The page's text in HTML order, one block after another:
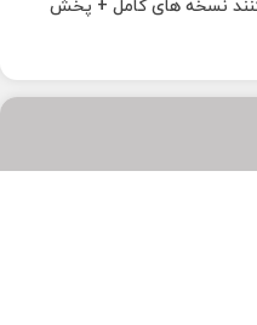
نسخه های کامل + پخش